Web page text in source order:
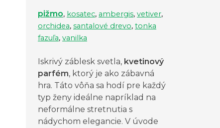
pižmo, kosatec, ambergis, vetiver,
orchidea, santalové drevo, tonka
fazuľa, vanilka
Iskrivý záblesk svetla, kvetinový
parfém, ktorý je ako zábavná
hra. Táto vôňa sa hodí pre každý
typ ženy ideálne napríklad na
neformálne stretnutia s
nádychom elegancie. V úvode